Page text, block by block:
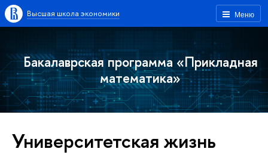
Меню
Высшая школа экономики
Бакалаврская программа «Прикладная
математика»
Университетская жизнь